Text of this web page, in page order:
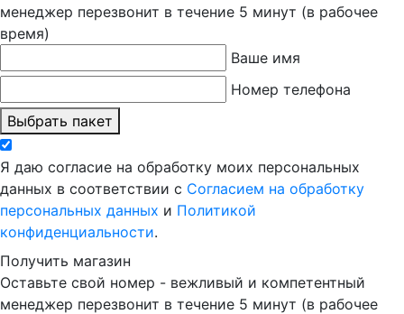
менеджер перезвонит в течение 5 минут (в рабочее
время)
Ваше имя
Номер телефона
Выбрать пакет
Я даю согласие на обработку моих персональных
данных в соответствии с Согласием на обработку
персональных данных и Политикой
конфиденциальности.
Получить магазин
Оставьте свой номер - вежливый и компетентный
менеджер перезвонит в течение 5 минут (в рабочее